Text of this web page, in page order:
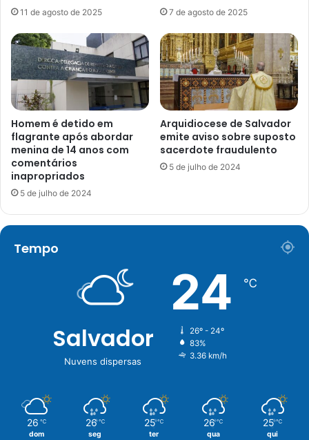
11 de agosto de 2025 7 de agosto de 2025
Homem é detido em
flagrante após abordar
menina de 14 anos com
comentários
inapropriados
5 de julho de 2024
Arquidiocese de Salvador
emite aviso sobre suposto
sacerdote fraudulento
5 de julho de 2024
Tempo
Salvador
Nuvens dispersas
24 ℃
26º - 24º
83%
3.36 km/h
26 ℃
dom
26 ℃
seg
25 ℃
ter
26 ℃
qua
25 ℃
qui